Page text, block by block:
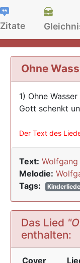
Zitate
Ohne
1) Ohne
Gott schenkt
Der Text des
Text:
Melodie:
Tags:
Das Lied
enthalten:
Cover